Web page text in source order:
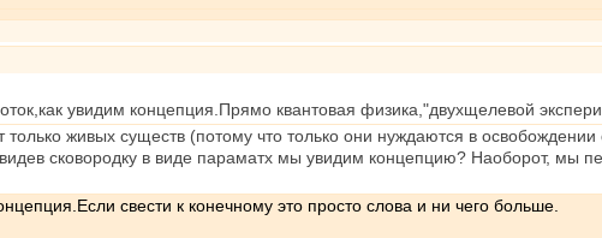
увидим концепция.Прямо квантовая физика,"двухщелевой
живых существ (потому что только они нуждаются в
сковородку в виде параматх мы увидим концепцию? Наоборот, мы
свести к конечному это просто слова и ни чего больше.